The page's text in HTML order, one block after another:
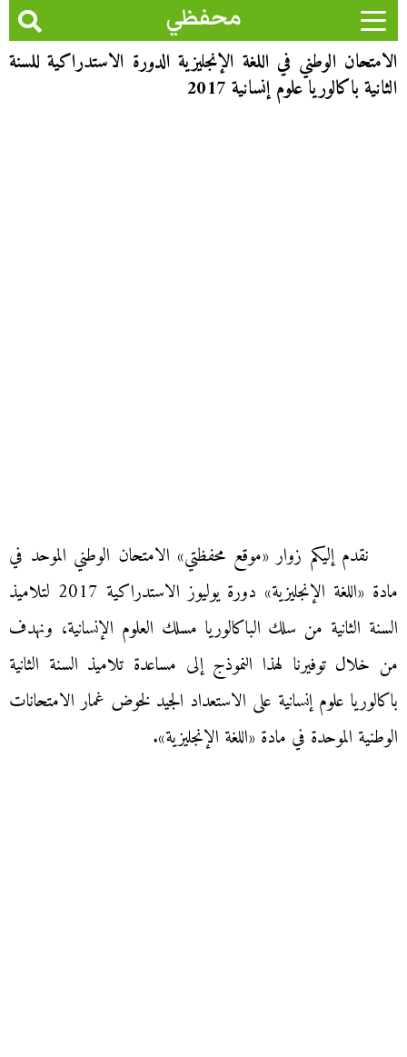
محفظي
الامتحان الوطني في اللغة الإنجليزية الدورة الاستدراكية للسنة
الثانية باكالوريا علوم إنسانية 2017
نقدم إليكم زوار «موقع محفظتي» الامتحان الوطني الموحد في
مادة «اللغة الإنجليزية» دورة يوليوز الاستدراكية 2017 لتلاميذ
السنة الثانية من سلك الباكالوريا مسلك العلوم الإنسانية، ونهدف
من خلال توفيرنا لهذا النموذج إلى مساعدة تلاميذ السنة الثانية
باكالوريا علوم إنسانية على الاستعداد الجيد لخوض غمار الامتحانات
الوطنية الموحدة في مادة «اللغة الإنجليزية».